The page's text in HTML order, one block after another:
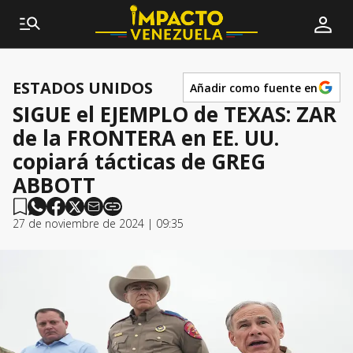
ESTADOS UNIDOS Añadir como fuente en
SIGUE el EJEMPLO de TEXAS: ZAR
de la FRONTERA en EE. UU.
copiará tácticas de GREG
ABBOTT
27 de noviembre de 2024 | 09:35